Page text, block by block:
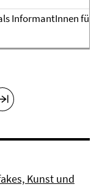
InformantInnen für
Kunst und